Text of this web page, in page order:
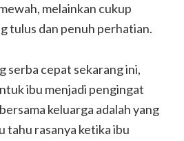
melainkan cukup
tulus dan penuh perhatian.
serba cepat sekarang ini,
ibu menjadi pengingat
keluarga adalah yang
tahu rasanya ketika ibu